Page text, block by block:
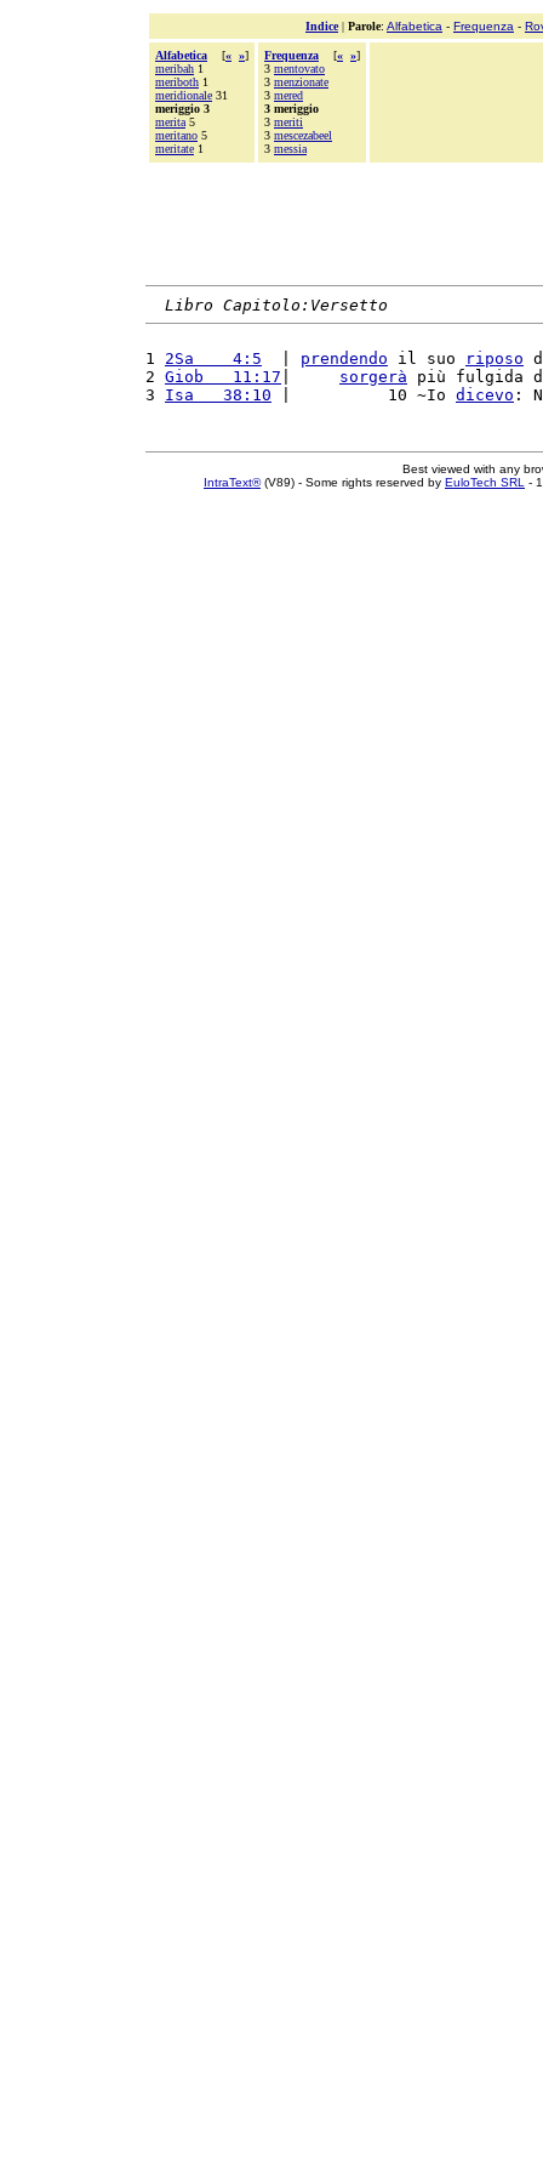
Indice| Parole: Alfabetica - Frequenza -
Alfabetica [« »]
meribah 1
meriboth 1
meridionale 31
meriggio 3
merita 5
meritano 5
meritate 1
Frequenza [« »]
3 mentovato
3 menzionate
3 mered
3 meriggio
3 meriti
3 mescezabeel
3 messia
Libro Capitolo:Versetto
1 2Sa    4:5 prendendo il suo riposo
2 Giob   11:17 sorgerà più fulgida
3 Isa   38:10 |          10 ~Io dicevo :
Best viewed with any
IntraText®(V89) - Some rights reserved by EuloTech SRL -